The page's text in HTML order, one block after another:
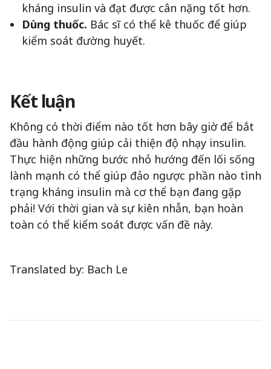
kháng insulin và đạt được cân nặng tốt hơn.
Dùng thuốc. Bác sĩ có thể kê thuốc để giúp
kiểm soát đường huyết.
Kết luận
Không có thời điểm nào tốt hơn bây giờ để bắt
đầu hành động giúp cải thiện độ nhạy insulin.
Thực hiện những bước nhỏ hướng đến lối sống
lành mạnh có thể giúp đảo ngược phần nào tình
trạng kháng insulin mà cơ thể bạn đang gặp
phải! Với thời gian và sự kiên nhẫn, bạn hoàn
toàn có thể kiểm soát được vấn đề này.
Translated by: Bach Le